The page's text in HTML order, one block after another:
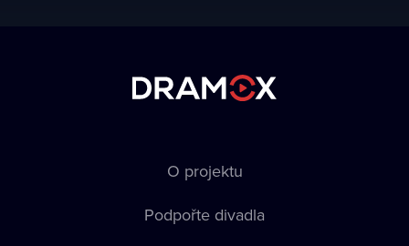
O projektu
Podpořte divadla